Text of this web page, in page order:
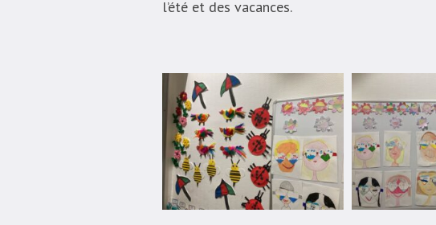
l’été et des vacances.